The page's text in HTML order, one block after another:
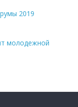
2019
молодежной